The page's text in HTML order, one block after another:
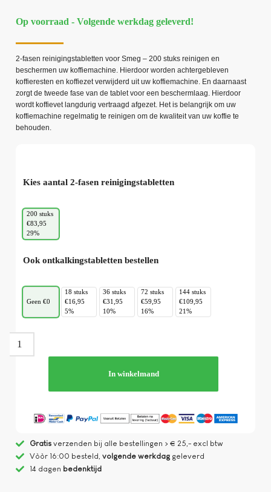
Op voorraad - Volgende werkdag geleverd!
2-fasen reinigingstabletten voor Smeg – 200 stuks reinigen en
beschermen uw koffiemachine. Hierdoor worden achtergebleven
koffieresten en koffiezet verwijderd uit uw koffiemachine. En daarnaast
zorgt de tweede fase van de tablet voor een beschermlaag. Hierdoor
wordt koffievet langdurig vertraagd afgezet. Het is belangrijk om uw
koffiemachine regelmatig te reinigen om de kwaliteit van uw koffie te
behouden.
Kies aantal 2-fasen reinigingstabletten
200 stuks
€83,95
29%
Ook ontkalkingstabletten bestellen
Geen €0
18 stuks
€16,95
5%
36 stuks
€31,95
10%
72 stuks
€59,95
16%
144 stuks
€109,95
21%
In winkelmand
Gratisverzenden bij alle bestellingen > € 25,- excl btw
Vòòr 16:00 besteld, volgende werkdaggeleverd
14 dagen bedenktijd